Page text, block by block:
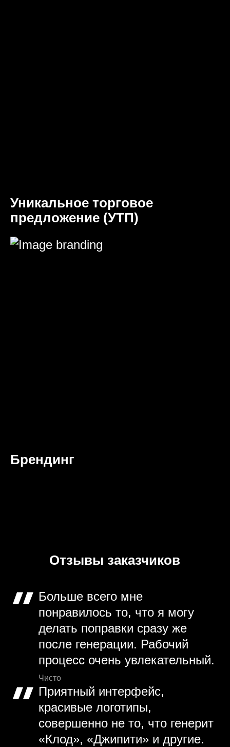
Уникальное торговое
предложение (УТП)
Брендинг
Отзывы заказчиков
Больше всего мне
понравилось то, что я могу
делать поправки сразу же
после генерации. Рабочий
процесс очень увлекательный.
Чисто
Приятный интерфейс,
красивые логотипы,
совершенно не то, что генерит
«Клод», «Джипити» и другие.